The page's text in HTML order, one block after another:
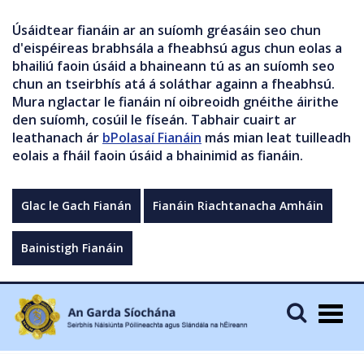
Úsáidtear fianáin ar an suíomh gréasáin seo chun
d'eispéireas brabhsála a fheabhsú agus chun eolas a
bhailiú faoin úsáid a bhaineann tú as an suíomh seo
chun an tseirbhís atá á soláthar againn a fheabhsú.
Mura nglactar le fianáin ní oibreoidh gnéithe áirithe
den suíomh, cosúil le físeán. Tabhair cuairt ar
leathanach ár bPolasaí Fianáin más mian leat tuilleadh
eolais a fháil faoin úsáid a bhainimid as fianáin.
Glac le Gach Fianán Fianáin Riachtanacha Amháin
Bainistigh Fianáin